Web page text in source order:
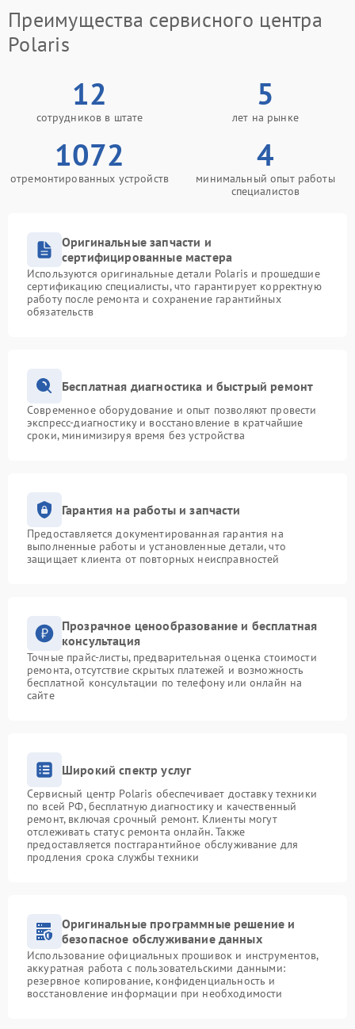
Преимущества сервисного центра
Polaris
12
сотрудников в штате
5
лет на рынке
1072
отремонтированных устройств
4
минимальный опыт работы
специалистов
Оригинальные запчасти и
сертифицированные мастера
Используются оригинальные детали Polaris и прошедшие
сертификацию специалисты, что гарантирует корректную
работу после ремонта и сохранение гарантийных
обязательств
Бесплатная диагностика и быстрый ремонт
Современное оборудование и опыт позволяют провести
экспресс-диагностику и восстановление в кратчайшие
сроки, минимизируя время без устройства
Гарантия на работы и запчасти
Предоставляется документированная гарантия на
выполненные работы и установленные детали, что
защищает клиента от повторных неисправностей
Прозрачное ценообразование и бесплатная
консультация
Точные прайс-листы, предварительная оценка стоимости
ремонта, отсутствие скрытых платежей и возможность
бесплатной консультации по телефону или онлайн на
сайте
Широкий спектр услуг
Сервисный центр Polaris обеспечивает доставку техники
по всей РФ, бесплатную диагностику и качественный
ремонт, включая срочный ремонт. Клиенты могут
отслеживать статус ремонта онлайн. Также
предоставляется постгарантийное обслуживание для
продления срока службы техники
Оригинальные программные решение и
безопасное обслуживание данных
Использование официальных прошивок и инструментов,
аккуратная работа с пользовательскими данными:
резервное копирование, конфиденциальность и
восстановление информации при необходимости